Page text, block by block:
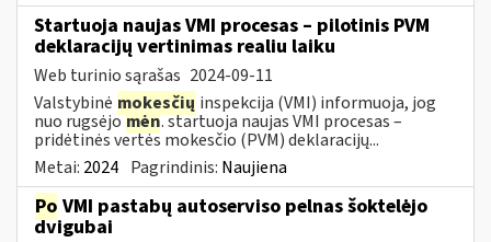
Startuoja naujas VMI procesas – pilotinis PVM
deklaracijų vertinimas realiu laiku
Web turinio sąrašas 2024-09-11
Valstybinė mokesčių inspekcija (VMI) informuoja, jog
nuo rugsėjomėn. startuoja naujas VMI procesas –
pridėtinės vertės mokesčio (PVM) deklaracijų...
Metai: 2024 Pagrindinis: Naujiena
Po VMI pastabų autoserviso pelnas šoktelėjo
dvigubai